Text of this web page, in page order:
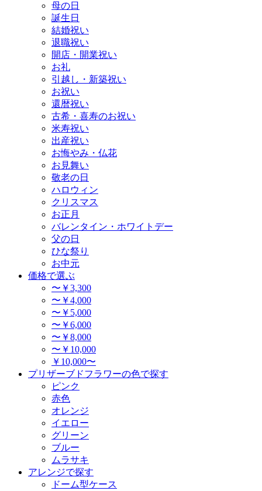
母の日
誕生日
結婚祝い
退職祝い
開店・開業祝い
お礼
引越し・新築祝い
お祝い
還暦祝い
古希・喜寿のお祝い
米寿祝い
出産祝い
お悔やみ・仏花
お見舞い
敬老の日
ハロウィン
クリスマス
お正月
バレンタイン・ホワイトデー
父の日
ひな祭り
お中元
価格で選ぶ
〜￥3,300
〜￥4,000
〜￥5,000
〜￥6,000
〜￥8,000
〜￥10,000
￥10,000〜
プリザーブドフラワーの色で探す
ピンク
赤色
オレンジ
イエロー
グリーン
ブルー
ムラサキ
アレンジで探す
ドーム型ケース